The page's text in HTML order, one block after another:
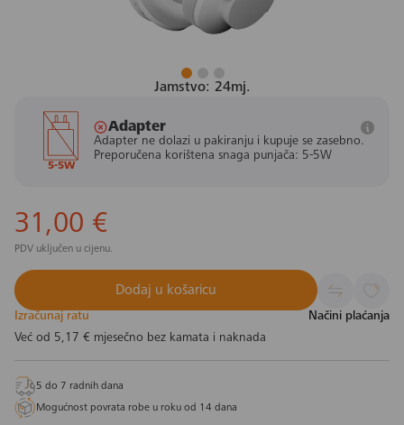
Jamstvo: 24mj.
5-5W
Adapter
Adapter ne dolazi u pakiranju i kupuje se zasebno.
Preporučena korištena snaga punjača: 5-5W
31,00 €
PDV uključen u cijenu.
Dodaj u košaricu
Izračunaj ratu
Načini plaćanja
Već od 5,17 € mjesečno bez kamata i naknada
5 do 7 radnih dana
Mogućnost povrata robe u roku od 14 dana